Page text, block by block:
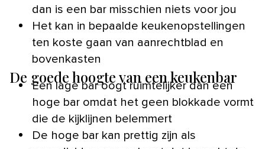
dan is een bar misschien niets voor jou
Het kan in bepaalde keukenopstellingen
ten koste gaan van aanrechtblad en
bovenkasten
De goede hoogte van een keukenbar
Een lage bar oogt ruimtelijker dan een
hoge bar omdat het geen blokkade vormt
die de kijklijnen belemmert
De hoge bar kan prettig zijn als